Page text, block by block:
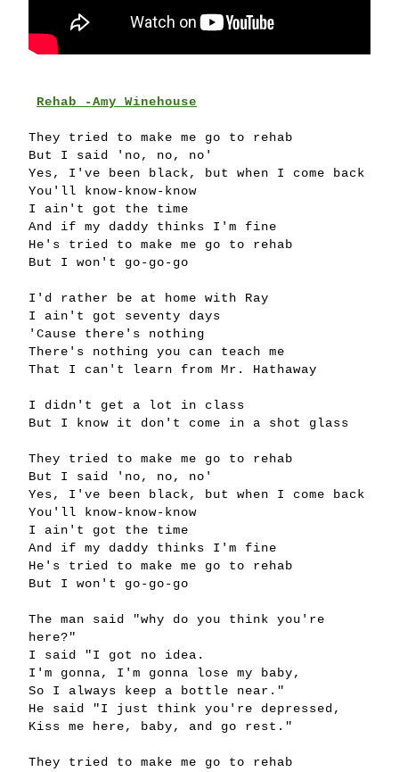
Rehab -Amy Winehouse
They tried to make me go to rehab
But I said 'no, no, no'
Yes, I've been black, but when I come back
You'll know-know-know
I ain't got the time
And if my daddy thinks I'm fine
He's tried to make me go to rehab
But I won't go-go-go
I'd rather be at home with Ray
I ain't got seventy days
'Cause there's nothing
There's nothing you can teach me
That I can't learn from Mr. Hathaway
I didn't get a lot in class
But I know it don't come in a shot glass
They tried to make me go to rehab
But I said 'no, no, no'
Yes, I've been black, but when I come back
You'll know-know-know
I ain't got the time
And if my daddy thinks I'm fine
He's tried to make me go to rehab
But I won't go-go-go
The man said "why do you think you're
here?"
I said "I got no idea.
I'm gonna, I'm gonna lose my baby,
So I always keep a bottle near."
He said "I just think you're depressed,
Kiss me here, baby, and go rest."
They tried to make me go to rehab